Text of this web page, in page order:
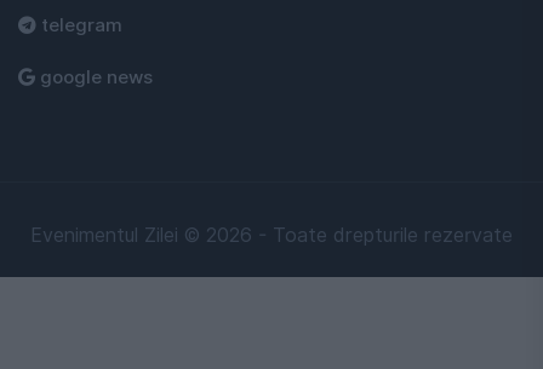
telegram
google news
Evenimentul Zilei © 2026 - Toate drepturile rezervate